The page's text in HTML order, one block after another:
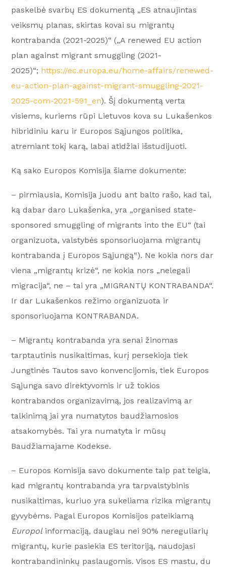
paskelbė svarbų ES dokumentą „ES atnaujintas
veiksmų planas, skirtas kovai su migrantų
kontrabanda (2021-2025)“ („A renewed EU action
plan against migrant smuggling (2021-
2025)“; https://ec.europa.eu/home-affairs/renewed-
eu-action-plan-against-migrant-smuggling-2021-
2025-com-2021-591_en). Šį dokumentą verta
visiems, kuriems rūpi Lietuvos kova su Lukašenkos
hibridiniu karu ir Europos Sąjungos politika,
atremiant tokį karą, labai atidžiai išstudijuoti.
Ką sako Europos Komisija šiame dokumente:
– pirmiausia, Komisija juodu ant balto rašo, kad tai,
ką dabar daro Lukašenka, yra „organised state-
sponsored smuggling of migrants into the EU“ (tai
organizuota, valstybės sponsoriuojama migrantų
kontrabanda į Europos Sąjungą“). Ne kokia nors dar
viena „migrantų krizė“, ne kokia nors „nelegali
migracija“, ne – tai yra „MIGRANTŲ KONTRABANDA“.
Ir dar Lukašenkos režimo organizuota ir
sponsoriuojama KONTRABANDA.
– Migrantų kontrabanda yra senai žinomas
tarptautinis nusikaltimas, kurį persekioja tiek
Jungtinės Tautos savo konvencijomis, tiek Europos
Sąjunga savo direktyvomis ir už tokios
kontrabandos organizavimą, jos realizavimą ar
talkinimą jai yra numatytos baudžiamosios
atsakomybės. Tai yra numatyta ir mūsų
Baudžiamajame Kodekse.
– Europos Komisija savo dokumente taip pat teigia,
kad migrantų kontrabanda yra tarpvalstybinis
nusikaltimas, kuriuo yra sukeliama rizika migrantų
gyvybėms. Pagal Europos Komisijos pateikiamą
Europolinformaciją, daugiau nei 90% nereguliarių
migrantų, kurie pasiekia ES teritoriją, naudojasi
kontrabandininkų paslaugomis. Visos ES mastu, du